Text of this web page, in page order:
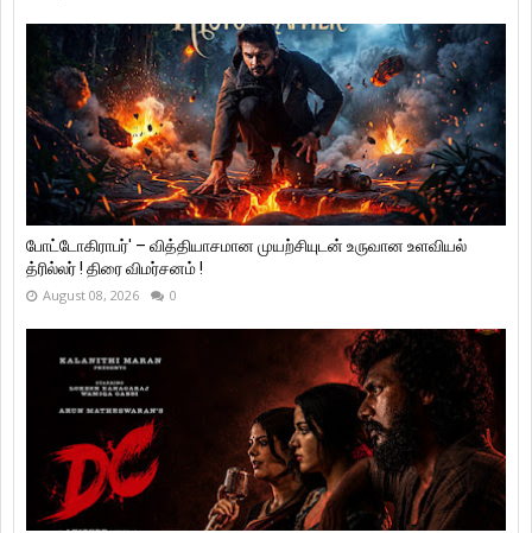
போட்டோகிராபர்' – வித்தியாசமான முயற்சியுடன் உருவான உளவியல்
த்ரில்லர் ! திரை விமர்சனம் !
August 08, 2026 0